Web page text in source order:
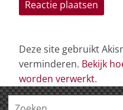
Deze site gebruikt
verminderen. Bekijk
worden verwerkt.